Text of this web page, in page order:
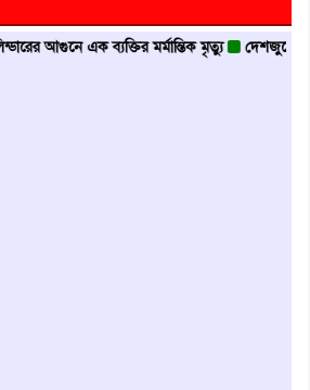
এক ব্যক্তির মর্মান্তিক মৃত্যু দেশজুড়ে পুলিশের